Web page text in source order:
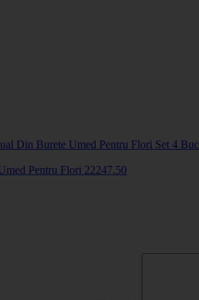
Din Burete Umed Pentru Flori Set 4 Buc
Pentru Flori 22247.50